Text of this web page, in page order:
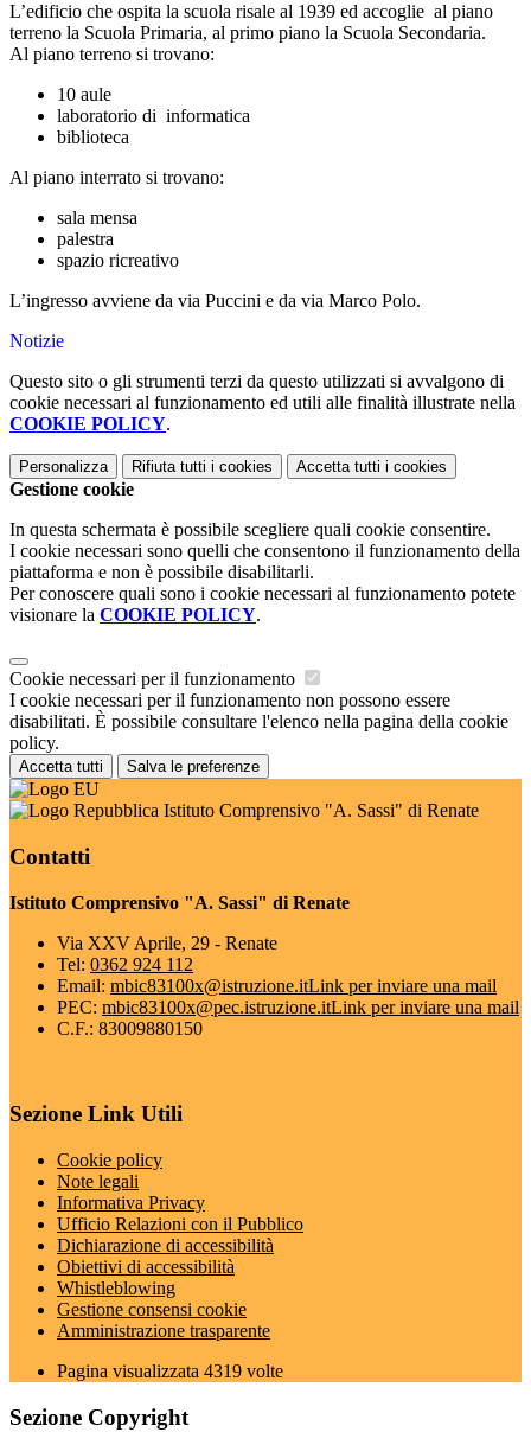
L’edificio che ospita la scuola risale al 1939 ed accoglie al piano
terreno la Scuola Primaria, al primo piano la Scuola Secondaria.
Al piano terreno si trovano:
10 aule
laboratorio di informatica
biblioteca
Al piano interrato si trovano:
sala mensa
palestra
spazio ricreativo
L’ingresso avviene da via Puccini e da via Marco Polo.
Notizie
Questo sito o gli strumenti terzi da questo utilizzati si avvalgono di
cookie necessari al funzionamento ed utili alle finalità illustrate nella
COOKIE POLICY.
Personalizza Rifiuta tutti i cookies Accetta tutti i cookies
Gestione cookie
In questa schermata è possibile scegliere quali cookie consentire.
I cookie necessari sono quelli che consentono il funzionamento della
piattaforma e non è possibile disabilitarli.
Per conoscere quali sono i cookie necessari al funzionamento potete
visionare la COOKIE POLICY.
Cookie necessari per il funzionamento
I cookie necessari per il funzionamento non possono essere
disabilitati. È possibile consultare l'elenco nella pagina della cookie
policy.
Accetta tutti Salva le preferenze
Istituto Comprensivo "A. Sassi" di Renate
Contatti
Istituto Comprensivo "A. Sassi" di Renate
Via XXV Aprile, 29 - Renate
Tel: 0362 924 112
Email: mbic83100x@istruzione.itLink per inviare una mail
PEC: mbic83100x@pec.istruzione.itLink per inviare una mail
C.F.: 83009880150
Sezione Link Utili
Cookie policy
Note legali
Informativa Privacy
Ufficio Relazioni con il Pubblico
Dichiarazione di accessibilità
Obiettivi di accessibilità
Whistleblowing
Gestione consensi cookie
Amministrazione trasparente
Pagina visualizzata 4319 volte
Sezione Copyright